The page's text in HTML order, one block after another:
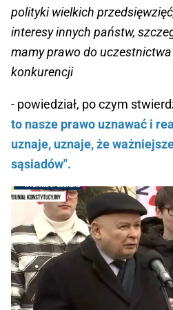
polityki wielkich
interesy innych państw,
mamy prawo do
konkurencji
- powiedział, po czym
to nasze prawo uznawać i
uznaje, uznaje, że
sąsiadów".